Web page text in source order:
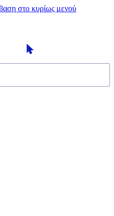
στο κυρίως μενού